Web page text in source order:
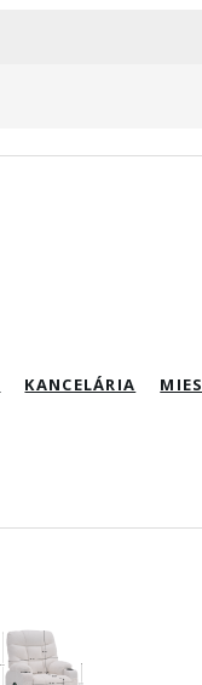
KANCELÁRIA